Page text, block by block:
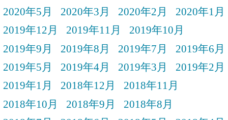
2020年5月
2020年3月 2020年2月
2020年1月
2019年12月
2019年11月
2019年10月
2019年9月
2019年8月 2019年7月
2019年6月
2019年5月
2019年4月 2019年3月
2019年2月
2019年1月
2018年12月
2018年11月
2018年10月
2018年9月
2018年8月